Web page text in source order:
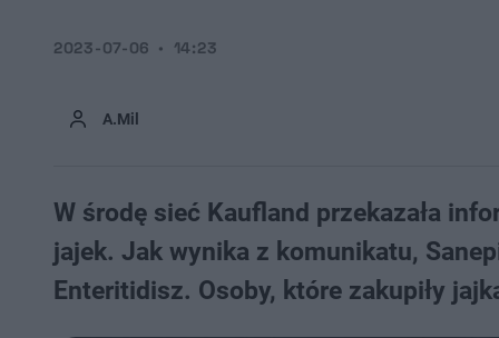
A.Mil
2023-07-06 14:23
W środę sieć Kaufland przekazała
jajek. Jak wynika z komunikatu,
Enteritidisz. Osoby, które zakupiły